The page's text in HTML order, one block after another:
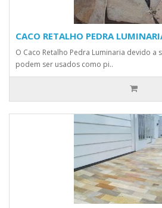
CACO RETALHO PEDRA
O Caco Retalho Pedra Luminaria devido a
podem ser usados como pi..